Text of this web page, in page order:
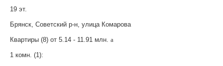
19 эт.
Брянск, Советский р-н, улица Комарова
Квартиры (8) от 5.14 - 11.91 млн. a
1 комн. (1):